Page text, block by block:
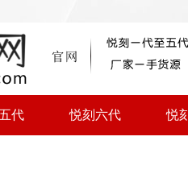
代 悦刻六代 悦